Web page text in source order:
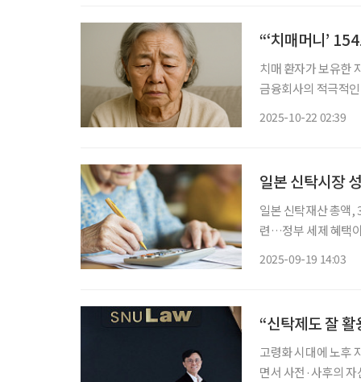
“‘치매머니’
치매 환자가 보유한
금융회사의 적극적인 대응이 필
2025-10-22 02:39
일본 신탁시장
일본 신탁재산 총액, 3월말 기
련…정부 세제 혜택이 본격적 성장 견인 교육자
2025-09-19 14:03
“신탁제도 잘
고령화 시대에 노후
면서 사전·사후의